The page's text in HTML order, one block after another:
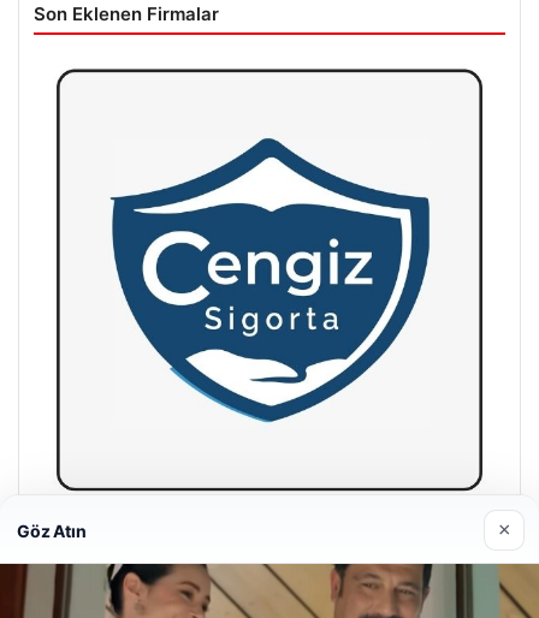
Son Eklenen Firmalar
Hastaş Beton
26/05/2026
Göz Atın ×